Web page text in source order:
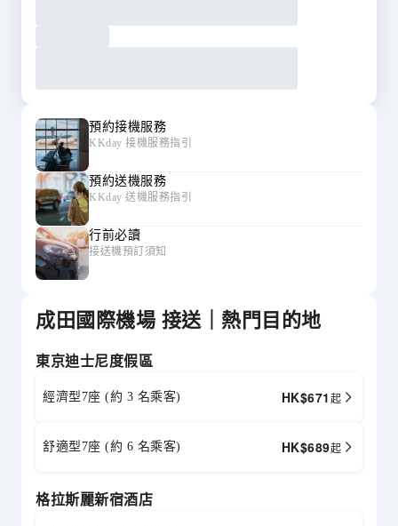
預約接機服務
KKday 接機服務指引
預約送機服務
KKday 送機服務指引
行前必讀
接送機預訂須知
成田國際機場 接送｜熱門目的地
東京迪士尼度假區
經濟型7座 (約 3 名乘客) HK$671起
舒適型7座 (約 6 名乘客) HK$689起
格拉斯麗新宿酒店